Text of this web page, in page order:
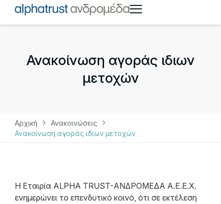
Ανακοίνωση αγοράς ιδιων
μετοχών
Αρχική
Ανακοινώσεις
Ανακοίνωση αγοράς ιδιων μετοχών
Η Εταιρία ALPHA TRUST-ΑΝΔΡΟΜΕΔΑ Α.Ε.Ε.Χ.
ενημερώνει το επενδυτικό κοινό, ότι σε εκτέλεση